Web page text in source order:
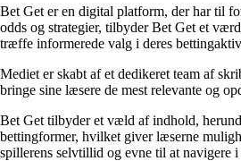
Bet Get er en digital platform, der har til
odds og strategier, tilbyder Bet Get et
træffe informerede valg i deres
Mediet er skabt af et dedikeret team af
bringe sine læsere de mest relevante og
Bet Get tilbyder et væld af indhold,
bettingformer, hvilket giver læserne
spillerens selvtillid og evne til at navigere i